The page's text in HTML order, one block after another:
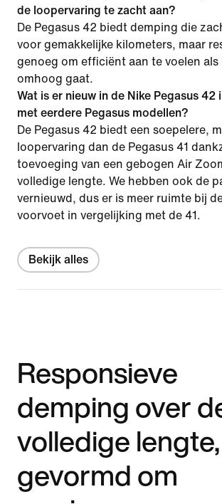
de loopervaring te zacht aan?
De Pegasus 42 biedt demping die
voor gemakkelijke kilometers, maar
genoeg om efficiënt aan te voelen als
omhoog gaat.
Wat is er nieuw in de Nike Pegasus 42
met eerdere Pegasus modellen?
De Pegasus 42 biedt een soepelere,
loopervaring dan de Pegasus 41
toevoeging van een gebogen Air
volledige lengte. We hebben ook de
vernieuwd, dus er is meer ruimte bij
voorvoet in vergelijking met de 41.
Bekijk alles
Responsieve
demping over
volledige lengte,
gevormd om